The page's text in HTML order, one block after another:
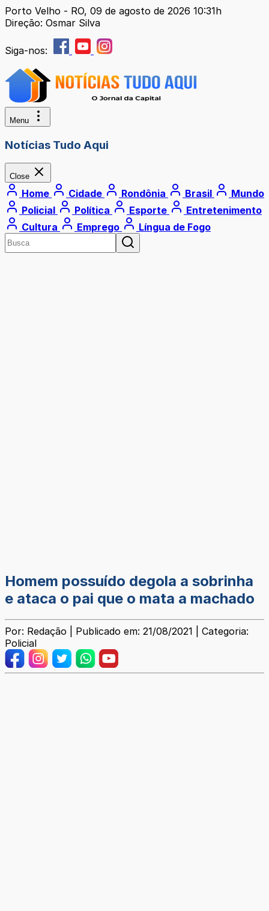
Porto Velho - RO, 09 de agosto de 2026 10:31h
Direção: Osmar Silva
Siga-nos:
Menu
Notícias Tudo Aqui
Close
Home Cidade Rondônia Brasil
Mundo
Policial
Política Esporte
Entretenimento
Cultura
Emprego Língua de Fogo
Homem possuído degola a sobrinha
e ataca o pai que o mata a machado
Por: Redação | Publicado em: 21/08/2021 | Categoria:
Policial